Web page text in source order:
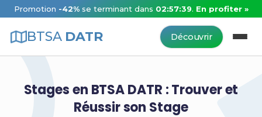
Promotion -42%se terminant dans 02:57:39. En profiter »
BTSA DATR Découvrir
Stages en BTSA DATR : Trouver et
Réussir son Stage